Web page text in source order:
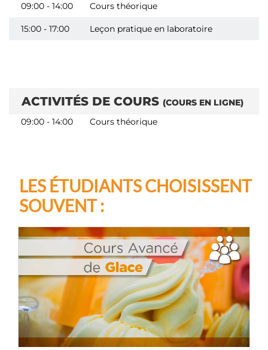
09:00 - 14:00
Cours théorique
15:00 - 17:00 Leçon pratique en laboratoire
ACTIVITÉS DE COURS (COURS EN LIGNE)
09:00 - 14:00
Cours théorique
LES ÉTUDIANTS CHOISISSENT
SOUVENT :